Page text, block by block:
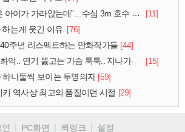
가 가라앉는데”…수심 3m 호수 뛰어든 60대 의인
[11]
는게 웃긴 이유. [76]
주년 리스펙트하는 만화작가들 [44]
.. 연기 뚫고는 가슴 툭툭.. 지나가던 아재의 정체
[15]
하나둘씩 보이는 투명의자 [59]
키 역사상 최고의 품질이던 시절 [29]
PC화면 퀵링크
설정